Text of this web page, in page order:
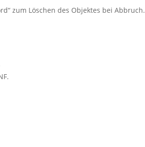
zum Löschen des Objektes bei Abbruch.